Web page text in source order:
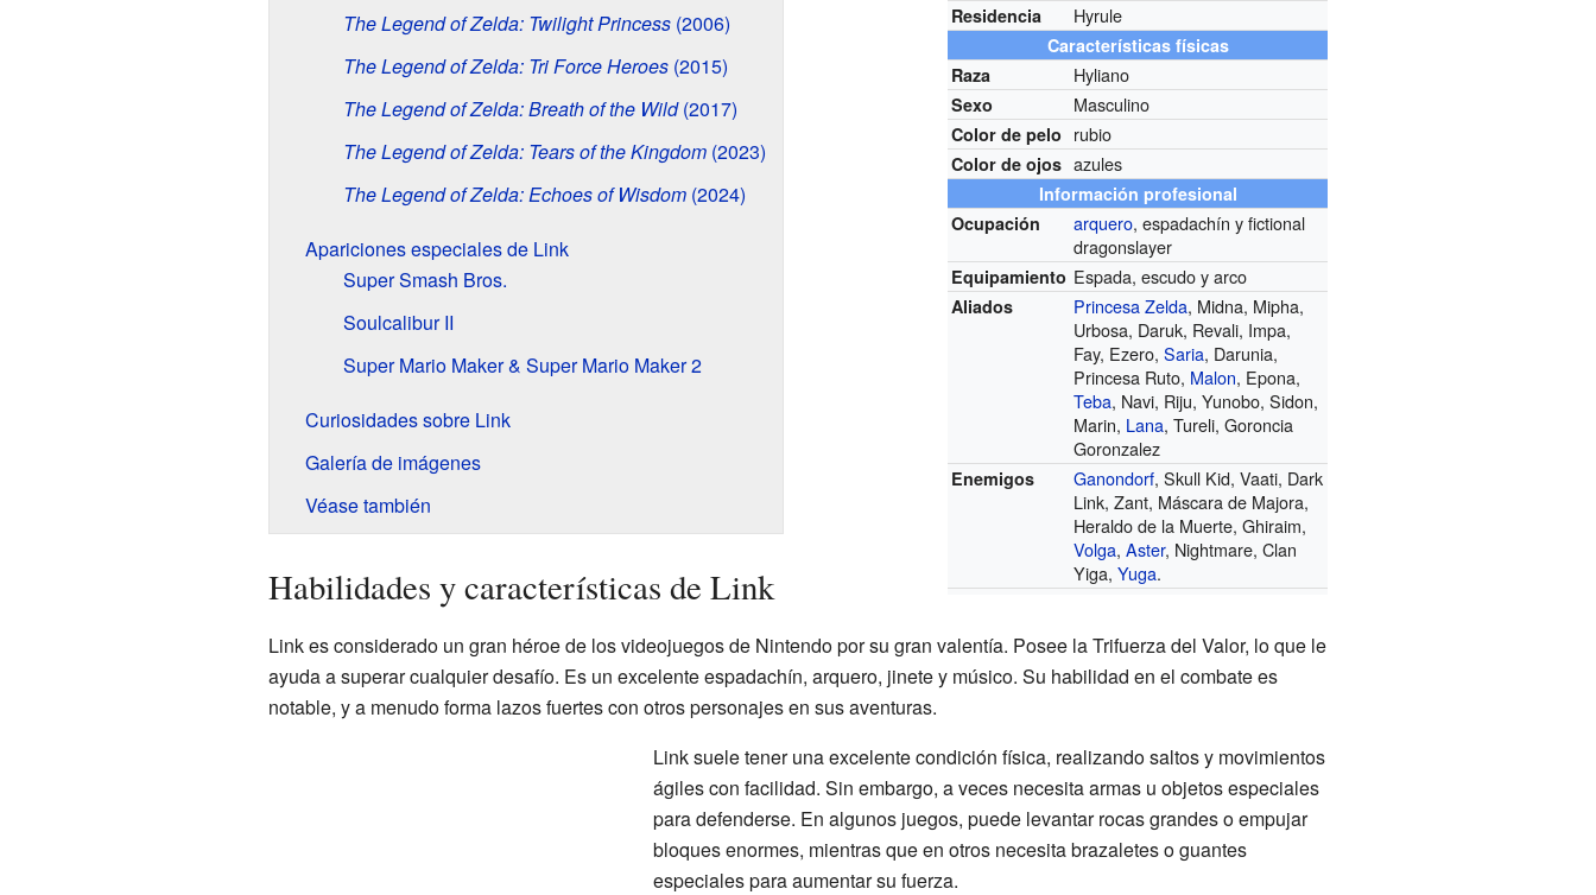
Residencia Hyrule
Características físicas
Raza
Hyliano
Sexo Masculino
Color de pelo rubio
Color de ojos azules
Información profesional
Ocupación
arquero, espadachín y fictional
dragonslayer
Equipamiento Espada, escudo y arco
Aliados Princesa Zelda, Midna, Mipha,
Urbosa, Daruk, Revali, Impa,
Fay, Ezero,Saria, Darunia,
Princesa Ruto, Malon, Epona,
Teba, Navi, Riju, Yunobo, Sidon,
Marin, Lana, Tureli, Goroncia
Goronzalez
Enemigos Ganondorf, Skull Kid, Vaati, Dark
Link, Zant, Máscara de Majora,
Heraldo de la Muerte, Ghiraim,
Volga,Aster, Nightmare, Clan
Yiga,Yuga.
The Legend of Zelda: Twilight Princess(2006)
The Legend of Zelda: Tri Force Heroes(2015)
The Legend of Zelda: Breath of the Wild(2017)
The Legend of Zelda: Tears of the Kingdom(2023)
The Legend of Zelda: Echoes of Wisdom(2024)
Apariciones especiales de Link
Super Smash Bros.
Soulcalibur II
Super Mario Maker & Super Mario Maker 2
Curiosidades sobre Link
Galería de imágenes
Véase también
Habilidades y características de Link
Link es considerado un gran héroe de los videojuegos de Nintendo por su gran valentía. Posee la Trifuerza del Valor, lo que le
ayuda a superar cualquier desafío. Es un excelente espadachín, arquero, jinete y músico. Su habilidad en el combate es
notable, y a menudo forma lazos fuertes con otros personajes en sus aventuras.
Link suele tener una excelente condición física, realizando saltos y movimientos
ágiles con facilidad. Sin embargo, a veces necesita armas u objetos especiales
para defenderse. En algunos juegos, puede levantar rocas grandes o empujar
bloques enormes, mientras que en otros necesita brazaletes o guantes
especiales para aumentar su fuerza.